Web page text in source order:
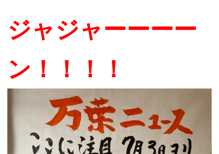
ジャジャーーーー
ン！！！！